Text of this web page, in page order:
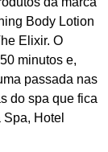
Body Lotion
Elixir. O
minutos e,
passada nas
do spa que fica
Hotel